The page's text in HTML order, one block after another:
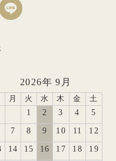
2026年 9月
月 火 水 木 金 土
1 2 3 4 5
7 8 9 10 11 12
14 15 16 17 18 19